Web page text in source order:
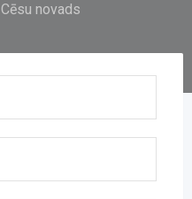
Cēsu novads